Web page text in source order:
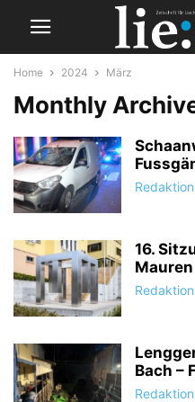
Home 2024 März
Monthly
Redaktion
16.
Mauren
Redaktion
Bach –
Redaktion